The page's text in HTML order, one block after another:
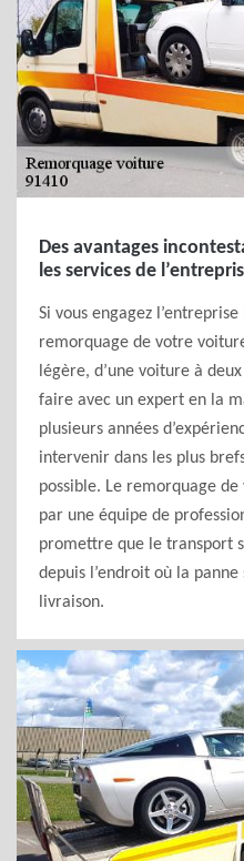
Des avantages
les services de
Si vous engagez
remorquage de votre
légère, d’une voiture à
faire avec un expert en la
plusieurs années
intervenir dans les plus
possible. Le remorquage
par une équipe de
promettre que le transport
depuis l’endroit où la panne
livraison.